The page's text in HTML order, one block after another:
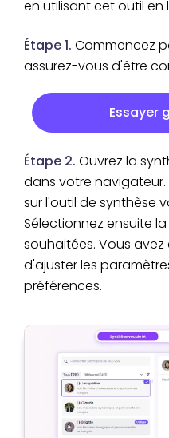
en utilisant cet outil en
Étape 1. Commencez
assurez-vous d'être
Essayer
Étape 2. Ouvrez la
dans votre
sur l'outil de synthèse
Sélectionnez ensuite
souhaitées. Vous
d'ajuster les
préférences.